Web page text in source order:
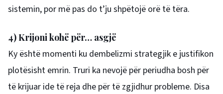
sistemin, por më pas do t’ju shpëtojë orë të tëra.
4) Krijoni kohë për… asgjë
Ky është momenti ku dembelizmi strategjik e justifikon
plotësisht emrin. Truri ka nevojë për periudha bosh për
të krijuar ide të reja dhe për të zgjidhur probleme. Disa